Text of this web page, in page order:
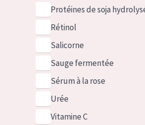
Protéines de soja
Rétinol
Salicorne
Sauge fermentée
Sérum à la rose
Urée
Vitamine C